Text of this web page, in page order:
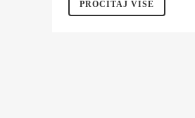
PROČITAJ VIŠE